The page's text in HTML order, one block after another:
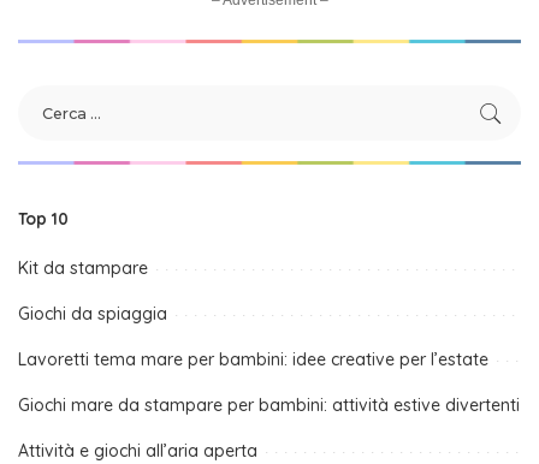
Top 10
Kit da stampare
Giochi da spiaggia
Lavoretti tema mare per bambini: idee creative per l’estate
Giochi mare da stampare per bambini: attività estive divertenti
Attività e giochi all’aria aperta